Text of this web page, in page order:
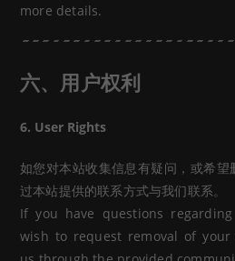
more details.
六、用户权利
6. User Rights
如您对本站收集信息有疑问，或希望
过本站提供的联系方式与我们联系。
If you have questions
wish to request removal of your